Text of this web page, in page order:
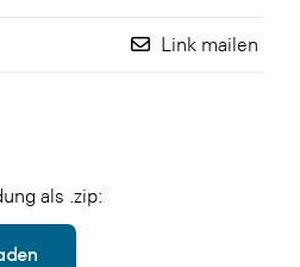
Link mailen
als .zip: